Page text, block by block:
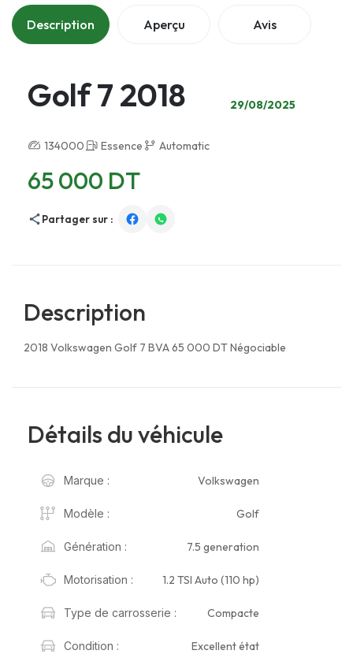
Description Aperçu Avis
Golf 7 2018 29/08/2025
134000 Essence Automatic
65 000 DT
Partager sur :
Description
2018 Volkswagen Golf 7 BVA 65 000 DT Négociable
Détails du véhicule
Marque : Volkswagen
Modèle : Golf
Génération : 7.5 generation
Motorisation : 1.2 TSI Auto (110 hp)
Type de carrosserie : Compacte
Condition : Excellent état